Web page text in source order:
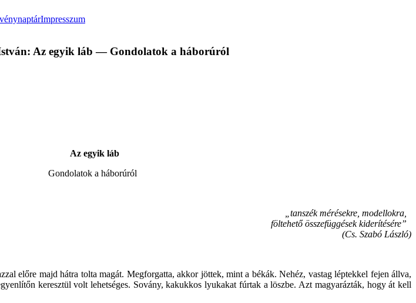
Impresszum
Az egyik láb — Gondolatok a háborúról
Az egyik láb
Gondolatok a háborúról
„tanszék mérésekre, modellokra,
föltehető összefüggések kiderítésére”
(Cs. Szabó László)
előre majd hátra tolta magát. Megforgatta, akkor jöttek, mint a békák. Nehéz, vastag léptekkel fejen állva,
keresztül volt lehetséges. Sovány, kakukkos lyukakat fúrtak a löszbe. Azt magyarázták, hogy át kell